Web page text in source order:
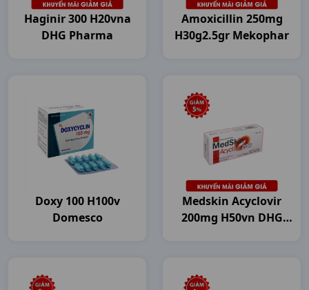
Haginir 300 H20vna
DHG Pharma
Amoxicillin 250mg
H30g2.5gr Mekophar
Doxy 100 H100v
Domesco
Medskin Acyclovir
200mg H50vn DHG